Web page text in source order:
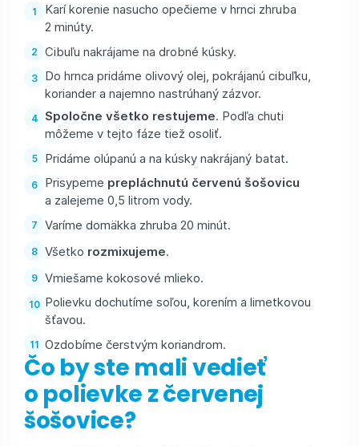
Karí korenie nasucho opečieme v hrnci zhruba
2 minúty.
Cibuľu nakrájame na drobné kúsky.
Do hrnca pridáme olivový olej, pokrájanú cibuľku,
koriander a najemno nastrúhaný zázvor.
Spoločne všetko restujeme. Podľa chuti
môžeme v tejto fáze tiež osoliť.
Pridáme olúpanú a na kúsky nakrájaný batat.
Prisypeme prepláchnutú červenú šošovicu
a zalejeme 0,5 litrom vody.
Varíme domäkka zhruba 20 minút.
Všetko rozmixujeme.
Vmiešame kokosové mlieko.
Polievku dochutíme soľou, korením a limetkovou
šťavou.
Ozdobíme čerstvým koriandrom.
Čo by ste mali vedieť
o polievke z červenej
šošovice?